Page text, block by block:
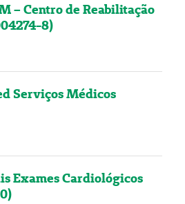
– Centro de Reabilitação
8)
Serviços Médicos
Exames Cardiológicos